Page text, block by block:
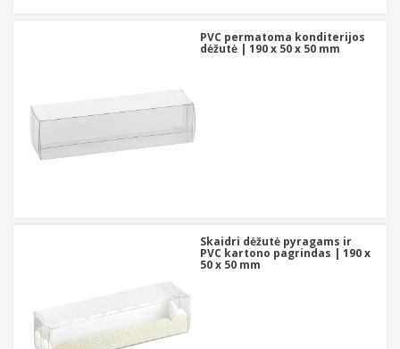
PVC permatoma konditerijos
dėžutė | 190 x 50 x 50 mm
Skaidri dėžutė pyragams ir
PVC kartono pagrindas | 190 x
50 x 50 mm